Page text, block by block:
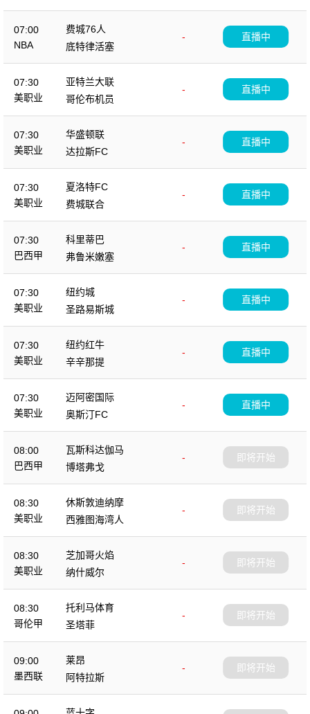
07:00
NBA
费城76人
-
底特律活塞
直播中
07:30
美职业
亚特兰大联
-
哥伦布机员
直播中
07:30
美职业
华盛顿联
-
达拉斯FC
直播中
07:30
美职业
夏洛特FC
-
费城联合
直播中
07:30
巴西甲
科里蒂巴
-
弗鲁米嫩塞
直播中
07:30
美职业
纽约城
-
圣路易斯城
直播中
07:30
美职业
纽约红牛
-
辛辛那提
直播中
07:30
美职业
迈阿密国际
-
奥斯汀FC
直播中
08:00
巴西甲
瓦斯科达伽马
-
博塔弗戈
即将开始
08:30
美职业
休斯敦迪纳摩
-
西雅图海湾人
即将开始
08:30
美职业
芝加哥火焰
-
纳什威尔
即将开始
08:30
哥伦甲
托利马体育
-
圣塔菲
即将开始
09:00
墨西联
莱昂
-
阿特拉斯
即将开始